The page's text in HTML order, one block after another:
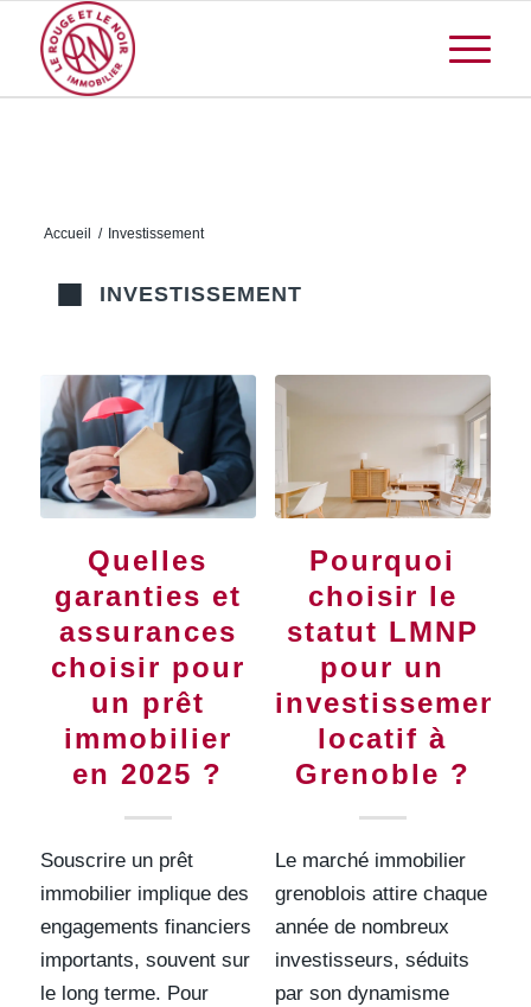
Accueil / Investissement
INVESTISSEMENT
Quelles
garanties et
assurances
choisir pour
un prêt
immobilier
en 2025 ?
Souscrire un prêt
immobilier implique des
engagements financiers
importants, souvent sur
le long terme. Pour
Pourquoi
choisir le
statut LMNP
pour un
investissement
locatif à
Grenoble ?
Le marché immobilier
grenoblois attire chaque
année de nombreux
investisseurs, séduits
par son dynamisme